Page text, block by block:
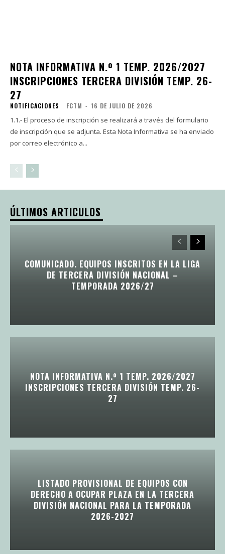
NOTA INFORMATIVA N.º 1 TEMP. 2026/2027
INSCRIPCIONES TERCERA DIVISIÓN TEMP. 26-
27
NOTIFICACIONES FCTM - 16 DE JULIO DE 2026
1.1.- El proceso de inscripción se realizará a través del formulario
de inscripción que se adjunta. Esta Nota Informativa se ha enviado
por correo electrónico a...
ÚLTIMOS ARTICULOS
COMUNICADO. EQUIPOS INSCRITOS EN LA LIGA
DE TERCERA DIVISIÓN NACIONAL –
TEMPORADA 2026/27
NOTA INFORMATIVA N.º 1 TEMP. 2026/2027
INSCRIPCIONES TERCERA DIVISIÓN TEMP. 26-
27
LISTADO PROVISIONAL DE EQUIPOS CON
DERECHO A OCUPAR PLAZA EN LA TERCERA
DIVISIÓN NACIONAL PARA LA TEMPORADA
2026-2027